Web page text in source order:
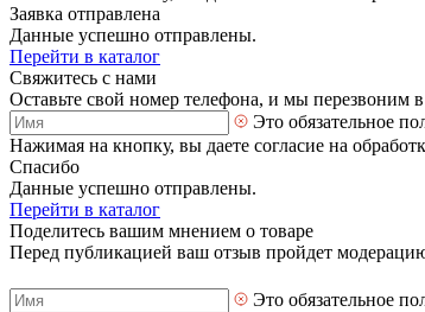
Заявка отправлена
Данные успешно отправлены.
Перейти в каталог
Свяжитесь с нами
Оставьте свой номер телефона, и мы перезвоним
Это обязательное
Нажимая на кнопку, вы даете согласие на
Спасибо
Данные успешно отправлены.
Перейти в каталог
Поделитесь вашим мнением о товаре
Перед публикацией ваш отзыв пройдет
Это обязательное